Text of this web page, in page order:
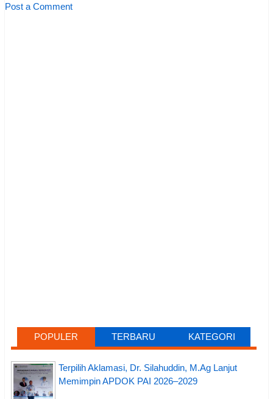
Post a Comment
POPULER TERBARU KATEGORI
Terpilih Aklamasi, Dr. Silahuddin, M.Ag Lanjut
Memimpin APDOK PAI 2026–2029